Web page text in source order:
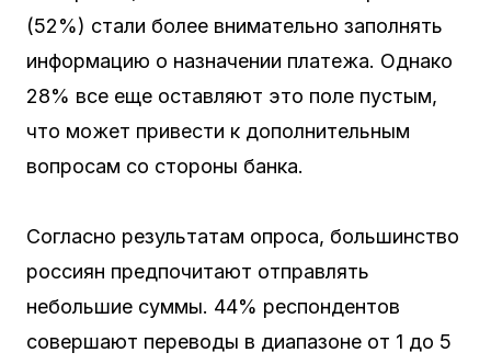
(52%) стали более внимательно заполнять
информацию о назначении платежа. Однако
28% все еще оставляют это поле пустым,
что может привести к дополнительным
вопросам со стороны банка.
Согласно результатам опроса, большинство
россиян предпочитают отправлять
небольшие суммы. 44% респондентов
совершают переводы в диапазоне от 1 до 5